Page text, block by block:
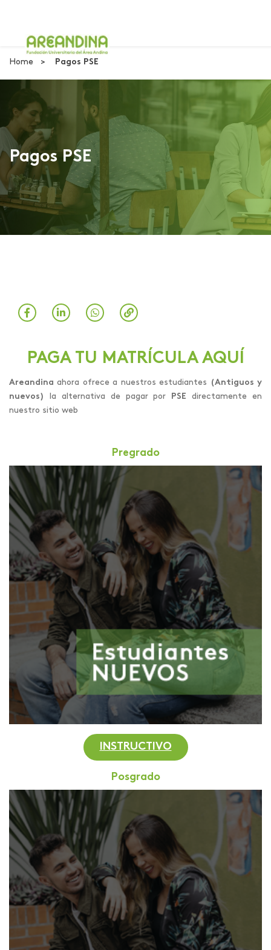
Home Pagos PSE
Pagos PSE
PAGA TU MATRÍCULA AQUÍ
Areandina ahora ofrece a nuestros estudiantes (Antiguos y
nuevos)
la alternativa de pagar por PSE directamente en
nuestro sitio web
Pregrado
INSTRUCTIVO
Posgrado